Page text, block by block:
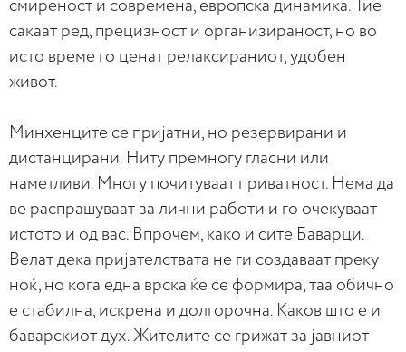
смиреност и современа, европска динамика. Тие
сакаат ред, прецизност и организираност, но во
исто време го ценат релаксираниот, удобен
живот.
Минхенците се пријатни, но резервирани и
дистанцирани. Ниту премногу гласни или
наметливи. Многу почитуваат приватност. Нема да
ве распрашуваат за лични работи и го очекуваат
истото и од вас. Впрочем, како и сите Баварци.
Велат дека пријателствата не ги создаваат преку
ноќ, но кога една врска ќе се формира, таа обично
е стабилна, искрена и долгорочна. Каков што е и
баварскиот дух. Жителите се грижат за јавниот